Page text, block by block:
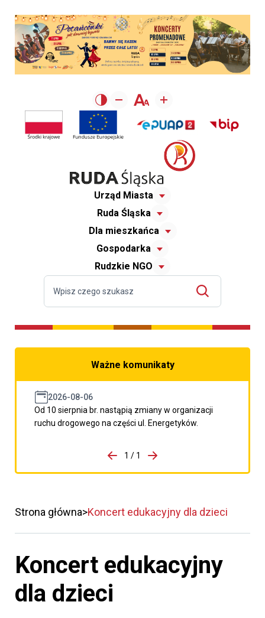
Urząd Miasta
Ruda Śląska
Dla mieszkańca
Gospodarka
Rudzkie NGO
Ważne komunikaty
2026-08-06
Od 10 sierpnia br. nastąpią zmiany w organizacji
ruchu drogowego na części ul. Energetyków.
porzpedniego komunikatu
1 / 1
Przejdź do następnego
Strona główna Koncert edukacyjny dla dzieci
Koncert edukacyjny
dla dzieci